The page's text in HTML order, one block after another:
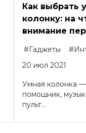
Как выбрать
колонку: на
внимание
#Гаджеты
20 июл 2021
Умная колонка
помощник,
пульт...